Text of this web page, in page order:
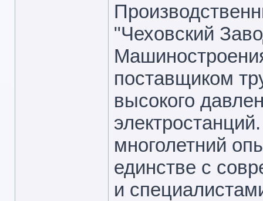
"Чеховский
поставщиком
высокого
многолетний
единстве с
и